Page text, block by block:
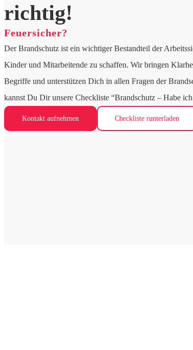
richtig!
Feuersicher?
Der Brandschutz ist ein wichtiger Bestandteil der
Kinder und Mitarbeitende zu schaffen. Wir bringen
Begriffe und unterstützen Dich in allen Fragen der
kannst Du Dir unsere Checkliste “Brandschutz – Habe
Kontakt aufnehmen Checkliste runterladen